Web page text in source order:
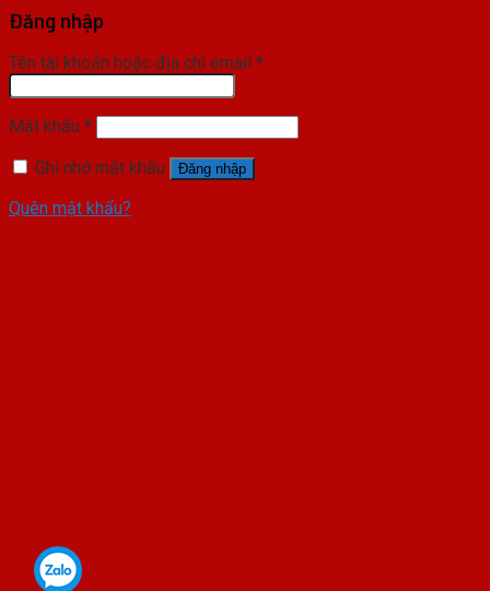
Đăng nhập
Tên tài khoản hoặc địa chỉ email *
Mật khẩu *
Ghi nhớ mật khẩu
Đăng nhập
Quên mật khẩu?